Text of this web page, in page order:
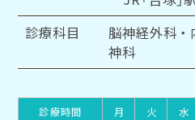
診療科目
脳神経外科
神科
診療時間 月 火 水